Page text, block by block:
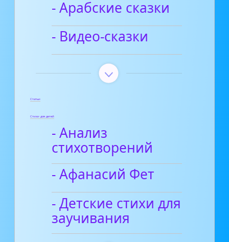
- Арабские сказки
- Видео-сказки
Статьи
Стихи для детей
- Анализ
стихотворений
- Афанасий Фет
- Детские стихи для
заучивания